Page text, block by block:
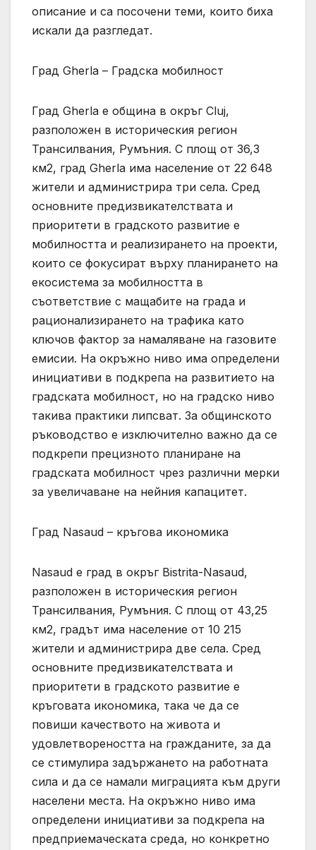
описание и са посочени теми, които биха
искали да разгледат.
Град Gherla – Градска мобилност
Град Gherla е община в окръг Cluj,
разположен в историческия регион
Трансилвания, Румъния. С площ от 36,3
км2, град Gherla има население от 22 648
жители и администрира три села. Сред
основните предизвикателствата и
приоритети в градското развитие е
мобилността и реализирането на проекти,
които се фокусират върху планирането на
екосистема за мобилността в
съответствие с мащабите на града и
рационализирането на трафика като
ключов фактор за намаляване на газовите
емисии. На окръжно ниво има определени
инициативи в подкрепа на развитието на
градската мобилност, но на градско ниво
такива практики липсват. За общинското
ръководство е изключително важно да се
подкрепи прецизното планиране на
градската мобилност чрез различни мерки
за увеличаване на нейния капацитет.
Град Nasaud – кръгова икономика
Nasaud е град в окръг Bistrita-Nasaud,
разположен в историческия регион
Трансилвания, Румъния. С площ от 43,25
км2, градът има население от 10 215
жители и администрира две села. Сред
основните предизвикателствата и
приоритети в градското развитие е
кръговата икономика, така че да се
повиши качеството на живота и
удовлетвореността на гражданите, за да
се стимулира задържането на работната
сила и да се намали миграцията към други
населени места. На окръжно ниво има
определени инициативи за подкрепа на
предприемаческата среда, но конкретно